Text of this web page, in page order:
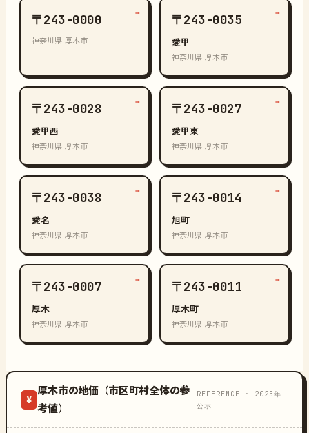
〒243-0000
神奈川県 厚木市
→ 〒243-0035
愛甲
神奈川県 厚木市
→
〒243-0028
愛甲西
神奈川県 厚木市
→ 〒243-0027
愛甲東
神奈川県 厚木市
→
〒243-0038
愛名
神奈川県 厚木市
→ 〒243-0014
旭町
神奈川県 厚木市
→
〒243-0007
厚木
神奈川県 厚木市
→ 〒243-0011
厚木町
神奈川県 厚木市
→
¥
厚木市の地価（市区町村全体の参
考値）
REFERENCE · 2025年
公示